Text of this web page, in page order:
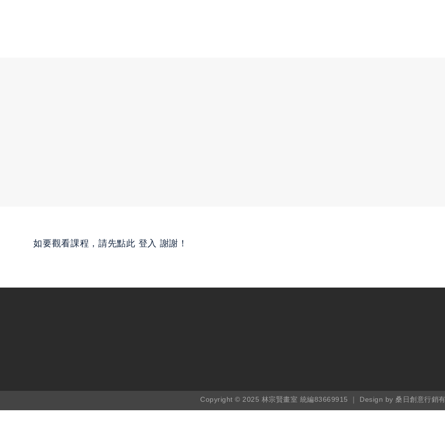
如要觀看課程，請先點此 登入 謝謝！
Copyright © 2025 林宗賢畫室 統編83669915 ｜ Design by 桑日創意行銷